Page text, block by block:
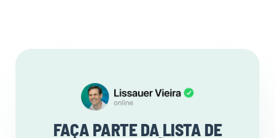
FAÇA PARTE DA LISTA DE